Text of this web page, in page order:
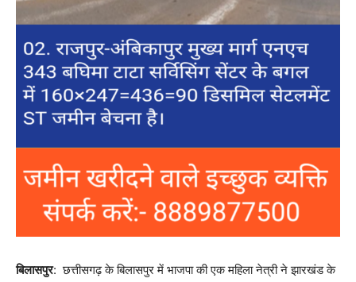
बिलासपुर: छत्तीसगढ़ के बिलासपुर में भाजपा की एक महिला नेत्री ने झारखंड के